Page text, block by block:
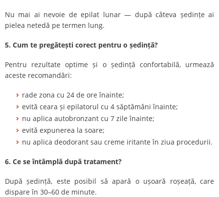
Nu mai ai nevoie de epilat lunar — după câteva ședințe ai
pielea netedă pe termen lung.
5. Cum te pregătești corect pentru o ședință?
Pentru rezultate optime și o ședință confortabilă, urmează
aceste recomandări:
rade zona cu 24 de ore înainte;
evită ceara și epilatorul cu 4 săptămâni înainte;
nu aplica autobronzant cu 7 zile înainte;
evită expunerea la soare;
nu aplica deodorant sau creme iritante în ziua procedurii.
6. Ce se întâmplă după tratament?
După ședință, este posibil să apară o ușoară roșeață, care
dispare în 30–60 de minute.